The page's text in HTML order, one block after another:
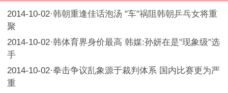
2014-10-02·韩朝重逢佳话泡汤 "车"祸阻韩朝乒乓女将重
聚
2014-10-02·韩体育界身价最高 韩媒:孙妍在是"现象级"选
手
2014-10-02·拳击争议乱象源于裁判体系 国内比赛更为严
重